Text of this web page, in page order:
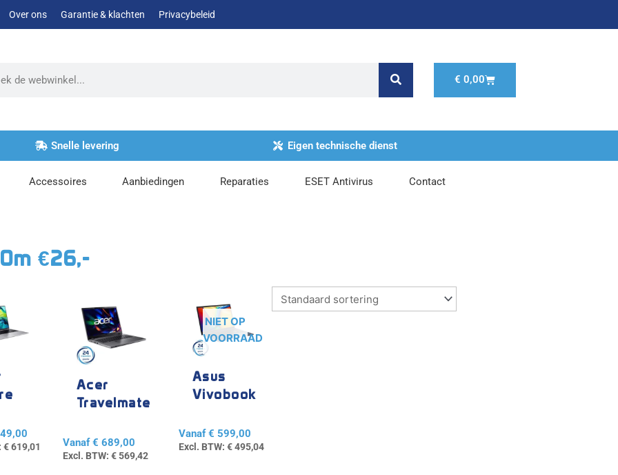
Over ons Garantie & klachten Privacybeleid
€ 0,00Winkelwagen
Snelle levering Eigen technische dienst
Accessoires Aanbiedingen Reparaties ESET Antivirus Contact
€26,-
€619,01
Acer
Travelmate
Vanaf€ 689,00
Excl. BTW: €569,42
product
heeft
meerdere
variaties.
Deze
optie
worden
op
NIET OP
VOORRAAD
Asus
Vivobook
Vanaf€ 599,00
Excl. BTW: €495,04
product
heeft
meerdere
variaties.
Deze
optie
gekozen
worden